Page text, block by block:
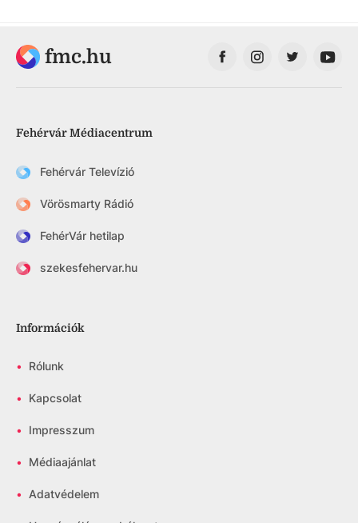
fmc.hu
Fehérvár Médiacentrum
Fehérvár Televízió
Vörösmarty Rádió
FehérVár hetilap
szekesfehervar.hu
Információk
• Rólunk
• Kapcsolat
• Impresszum
• Médiaajánlat
• Adatvédelem